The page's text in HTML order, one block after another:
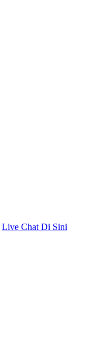
Live Chat Di Sini